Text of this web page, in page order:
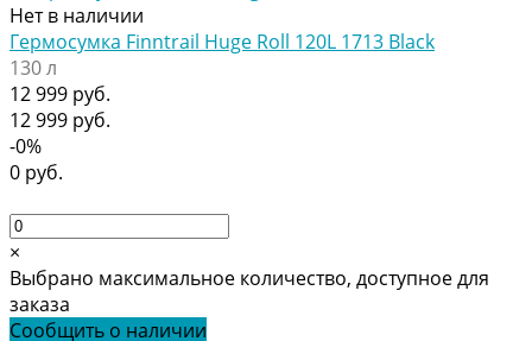
Нет в наличии
Гермосумка Finntrail Huge Roll 120L 1713 Black
130 л
12 999 руб.
12 999 руб.
-0%
0 руб.
×
Выбрано максимальное количество, доступное для
заказа
Сообщить о наличии